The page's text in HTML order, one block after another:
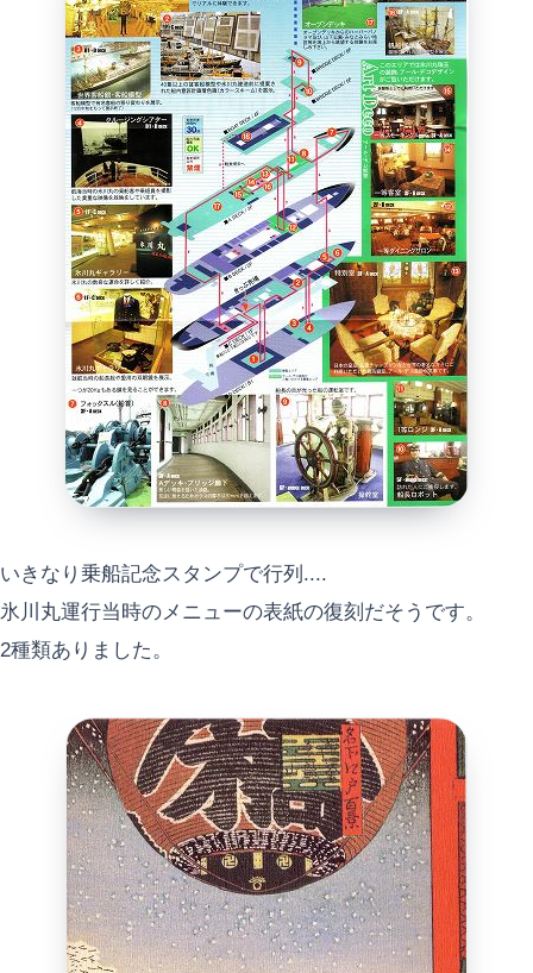
いきなり乗船記念スタンプで行列....
氷川丸運行当時のメニューの表紙の復刻だそうです。
2種類ありました。